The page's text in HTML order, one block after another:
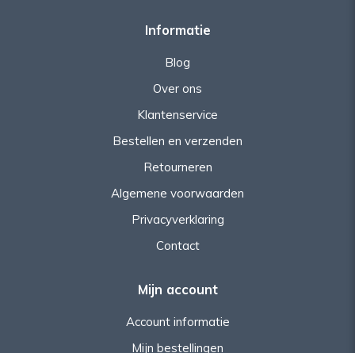
Informatie
Blog
Over ons
Klantenservice
Bestellen en verzenden
Retourneren
Algemene voorwaarden
Privacyverklaring
Contact
Mijn account
Account informatie
Mijn bestellingen